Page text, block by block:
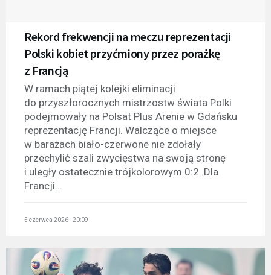
Rekord frekwencji na meczu reprezentacji
Polski kobiet przyćmiony przez porażkę
z Francją
W ramach piątej kolejki eliminacji
do przyszłorocznych mistrzostw świata Polki
podejmowały na Polsat Plus Arenie w Gdańsku
reprezentację Francji. Walczące o miejsce
w barażach biało-czerwone nie zdołały
przechylić szali zwycięstwa na swoją stronę
i uległy ostatecznie trójkolorowym 0:2. Dla
Francji...
5 czerwca 2026 - 20:09